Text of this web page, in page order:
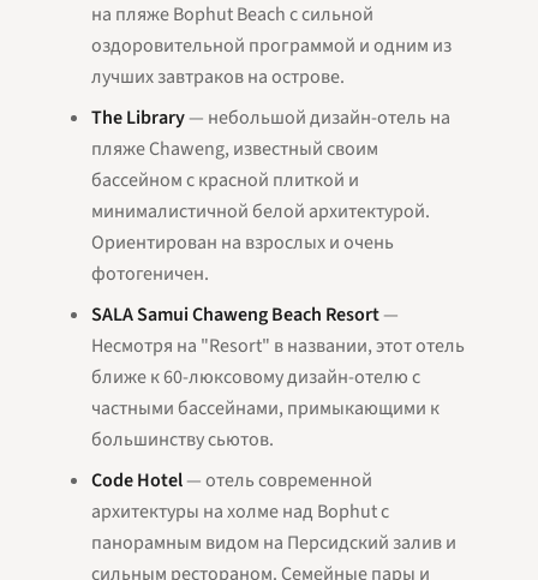
на пляже Bophut Beach с сильной
оздоровительной программой и одним из
лучших завтраков на острове.
The Library— небольшой дизайн-отель на
пляже Chaweng, известный своим
бассейном с красной плиткой и
минималистичной белой архитектурой.
Ориентирован на взрослых и очень
фотогеничен.
SALA Samui Chaweng Beach Resort—
Несмотря на "Resort" в названии, этот отель
ближе к 60-люксовому дизайн-отелю с
частными бассейнами, примыкающими к
большинству сьютов.
Code Hotel— отель современной
архитектуры на холме над Bophut с
панорамным видом на Персидский залив и
сильным рестораном. Семейные пары и